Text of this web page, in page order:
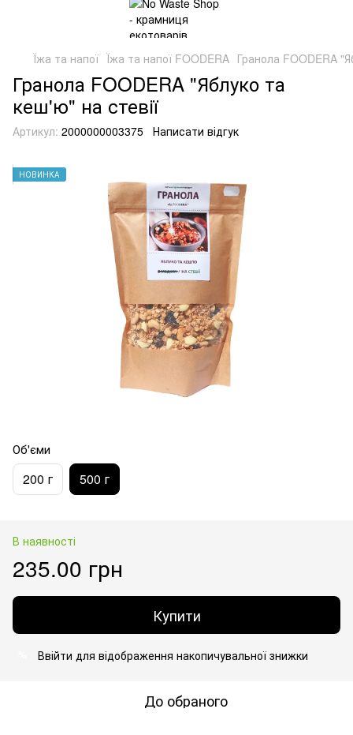
Їжа та напої Їжа та напої FOODERA Гранола FOODERA
Гранола FOODERA "Яблуко та
кеш'ю" на стевії
Артикул: 2000000003375 Написати відгук
НОВИНКА
Об'єми
200 г 500 г
В наявності
235.00 грн
Купити
Ввійти для відображення накопичувальної знижки
До обраного